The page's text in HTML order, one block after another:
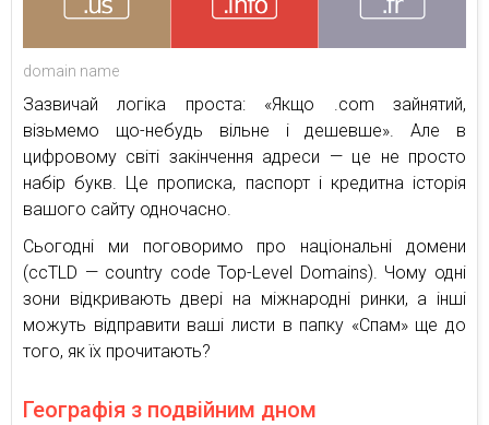
domain name
Зазвичай логіка проста: «Якщо .com зайнятий,
візьмемо що-небудь вільне і дешевше». Але в
цифровому світі закінчення адреси — це не просто
набір букв. Це прописка, паспорт і кредитна історія
вашого сайту одночасно.
Сьогодні ми поговоримо про національні домени
(ccTLD — country code Top-Level Domains). Чому одні
зони відкривають двері на міжнародні ринки, а інші
можуть відправити ваші листи в папку «Спам» ще до
того, як їх прочитають?
Географія з подвійним дном